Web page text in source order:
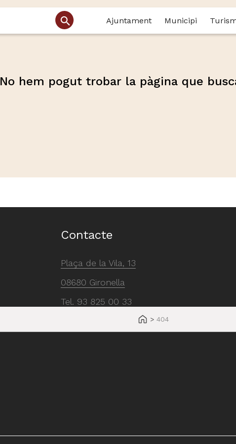
Ajuntament Municipi
> 404
No hem pogut trobar la pàgina que
Contacte
Plaça de la Vila, 13
08680 Gironella
Tel. 93 825 00 33
gironella@gironella.cat